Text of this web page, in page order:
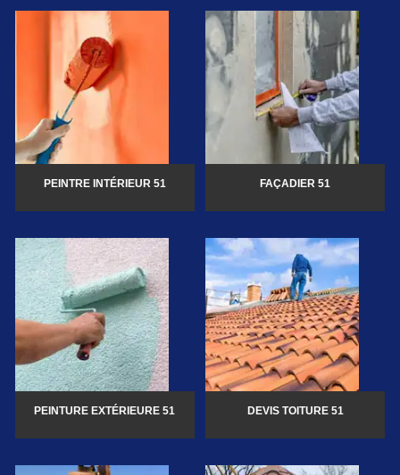
PEINTRE INTÉRIEUR 51 FAÇADIER 51
PEINTURE EXTÉRIEURE 51 DEVIS TOITURE 51